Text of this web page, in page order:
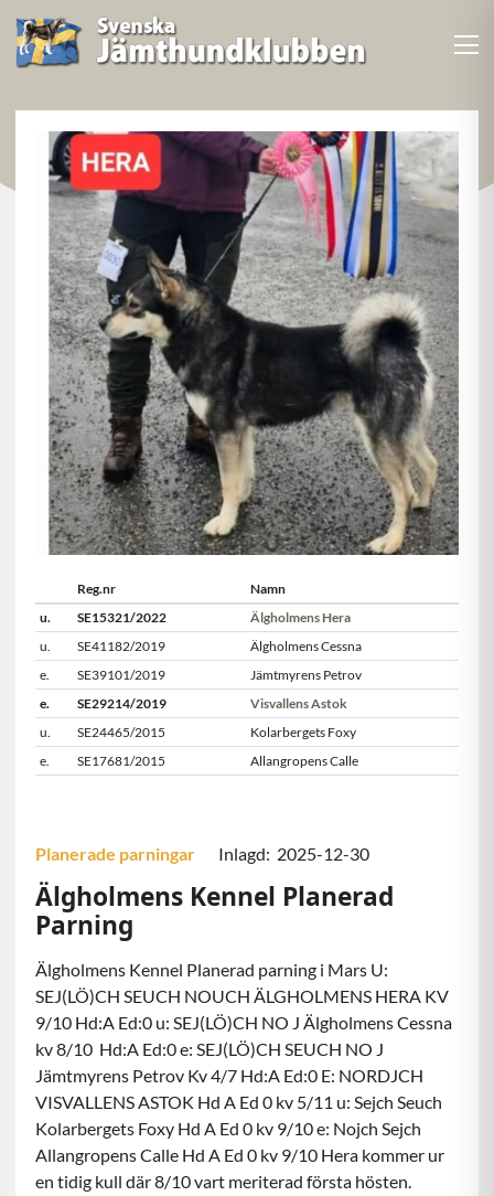
Reg.nr
Namn
u.
SE15321/2022
Älgholmens Hera
u.
SE41182/2019
Älgholmens Cessna
e.
SE39101/2019
Jämtmyrens Petrov
e.
SE29214/2019
Visvallens Astok
u.
SE24465/2015
Kolarbergets Foxy
e.
SE17681/2015 Allangropens Calle
Planerade parningar Inlagd: 2025-12-30
Älgholmens Kennel Planerad
Parning
Älgholmens Kennel Planerad parning i Mars U:
SEJ(LÖ)CH SEUCH NOUCH ÄLGHOLMENS HERA KV
9/10 Hd:A Ed:0 u: SEJ(LÖ)CH NO J Älgholmens Cessna
kv 8/10 Hd:A Ed:0 e: SEJ(LÖ)CH SEUCH NO J
Jämtmyrens Petrov Kv 4/7 Hd:A Ed:0 E: NORDJCH
VISVALLENS ASTOK Hd A Ed 0 kv 5/11 u: Sejch Seuch
Kolarbergets Foxy Hd A Ed 0 kv 9/10 e: Nojch Sejch
Allangropens Calle Hd A Ed 0 kv 9/10 Hera kommer ur
en tidig kull där 8/10 vart meriterad första hösten.